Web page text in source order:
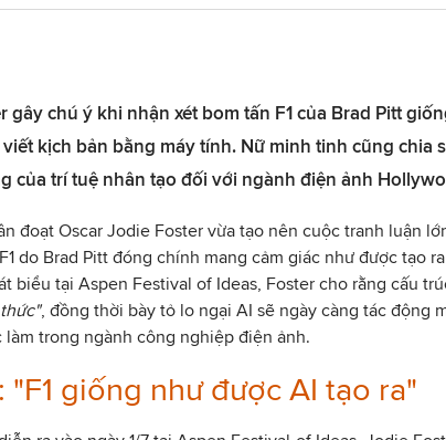
gây chú ý khi nhận xét bom tấn F1 của Brad Pitt
kịch bản bằng máy tính. Nữ minh tinh cũng chia
của trí tuệ nhân tạo đối với ngành điện ảnh
đoạt Oscar Jodie Foster vừa tạo nên cuộc tranh luận
do Brad Pitt đóng chính mang cảm giác như được tạo
biểu tại Aspen Festival of Ideas, Foster cho rằng cấu
, đồng thời bày tỏ lo ngại AI sẽ ngày càng tác động
làm trong ngành công nghiệp điện ảnh.
giống như được AI tạo ra"